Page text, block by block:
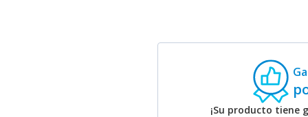
¡Su producto tiene